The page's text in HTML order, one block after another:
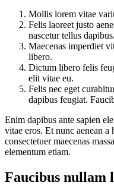
Mollis lorem vitae
Felis laoreet justo
nascetur tellus dapibus.
Maecenas imperdiet
libero.
Dictum libero felis
elit vitae eu.
Felis nec eget
dapibus feugiat.
Enim dapibus ante sapien
vitae eros. Et nunc aenean
consectetuer maecenas
elementum etiam.
Faucibus nullam